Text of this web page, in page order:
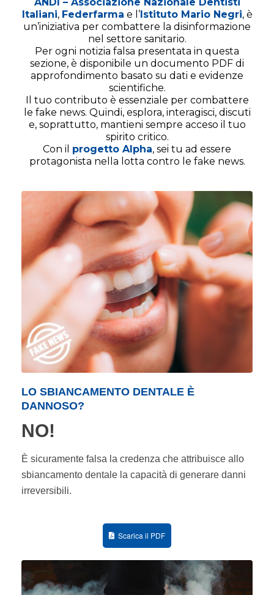
Italiani, Federfarma e l’Istituto Mario Negri, è
un’iniziativa per combattere la disinformazione
nel settore sanitario.
Per ogni notizia falsa presentata in questa
sezione, è disponibile un documento PDF di
approfondimento basato su dati e evidenze
scientifiche.
Il tuo contributo è essenziale per combattere
le fake news. Quindi, esplora, interagisci, discuti
e, soprattutto, mantieni sempre acceso il tuo
spirito critico.
Con il progetto Alpha, sei tu ad essere
protagonista nella lotta contro le fake news.
LO SBIANCAMENTO DENTALE È
DANNOSO?
NO!
È sicuramente falsa la credenza che attribuisce allo
sbiancamento dentale la capacità di generare danni
irreversibili.
Scarica il PDF